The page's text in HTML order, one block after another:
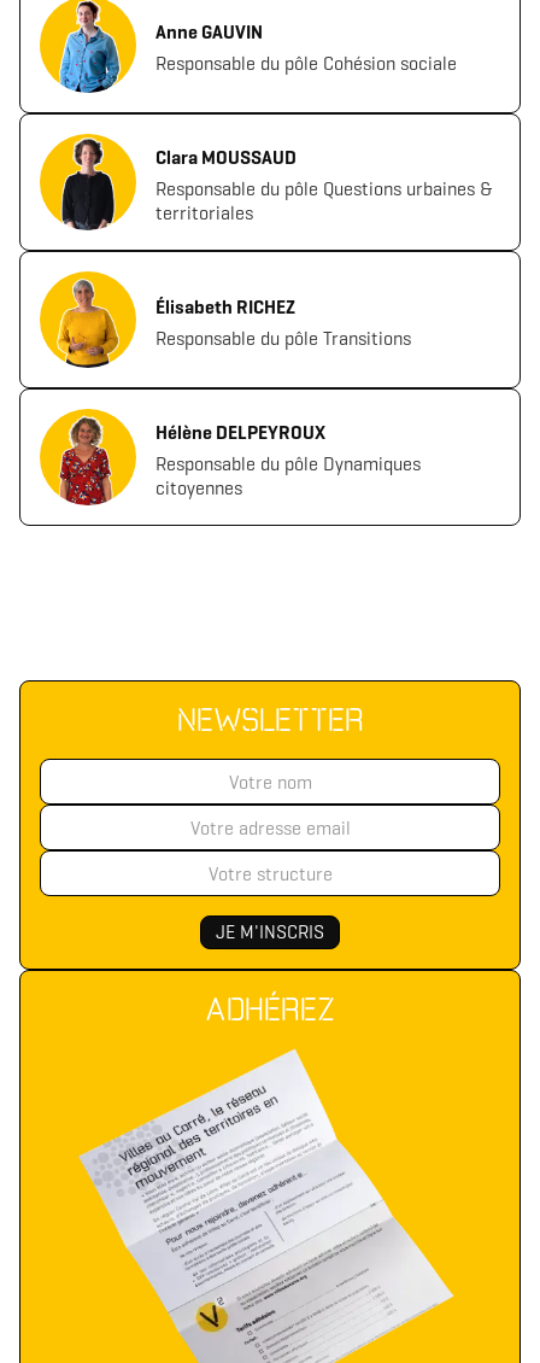
Anne GAUVIN
Responsable du pôle Cohésion sociale
Clara MOUSSAUD
Responsable du pôle Questions urbaines &
territoriales
Élisabeth RICHEZ
Responsable du pôle Transitions
Hélène DELPEYROUX
Responsable du pôle Dynamiques
citoyennes
NEWSLETTER
ADHÉREZ